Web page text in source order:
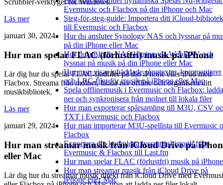
Evermusic och Flacbox på din iPhone och Mac
Steg-för-steg-guide: Importera ditt iCloud-bibliotek
till Evermusic och Flacbox
Hur du ansluter Synology NAS och lyssnar på
på din iPhone eller Mac
Hur du ansluter NAS-lagring via WebDAV och
lyssnar på musik på din iPhone eller Mac
Hur man visar inbäddade sångtexter, kommentarer
och LRC-filer för musik på iPhone eller Mac
Spela offlinemusik i Evermusic och Flacbox: ladda
ner och synkronisera från molnet till lokala filer
Hur man exporterar spårsamling till M3U, CSV
TXT i Evermusic och Flacbox
Hur man importerar M3U-spellista till Evermusic
Flacbox
Exportera din kompletta lyssningshistorik från
Evermusic & Flacbox till Last.fm
Hur man spelar FLAC (förlustfri) musik på iPhone
Hur man streamar musik från iCloud Drive på
iPhone eller Mac
Scrubbler-verktyget för Windows.
Läs mer
januari 30, 2024
Hur man spelar FLAC (förlustfri) musik på iPhone
Lär dig hur du spelar FLAC-ljudfiler på din iPhone eller iPad med
Flacbox. Streama från molnet, ladda ner offline och organisera ditt
musikbibliotek.
Läs mer
januari 29, 2024
Hur man streamar musik från iCloud Drive på
eller Mac
Lär dig hur du streamar musik direkt från iCloud Drive med